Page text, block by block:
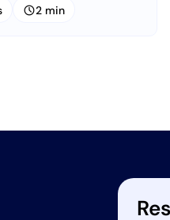
schedule2 min